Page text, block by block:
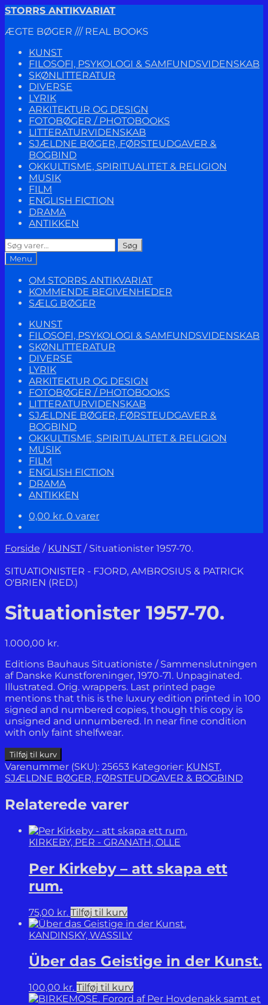
Spring
navigation
Spring
indhold
STORRS ANTIKVARIAT
ÆGTE BØGER /// REAL BOOKS
KUNST
FILOSOFI, PSYKOLOGI & SAMFUNDSVIDENSKAB
SKØNLITTERATUR
DIVERSE
LYRIK
ARKITEKTUR OG DESIGN
FOTOBØGER / PHOTOBOOKS
LITTERATURVIDENSKAB
SJÆLDNE BØGER, FØRSTEUDGAVER &
BOGBIND
OKKULTISME, SPIRITUALITET & RELIGION
MUSIK
FILM
ENGLISH FICTION
DRAMA
ANTIKKEN
Søg
efter:
Søg
Menu
OM STORRS ANTIKVARIAT
KOMMENDE BEGIVENHEDER
SÆLG BØGER
KUNST
FILOSOFI, PSYKOLOGI & SAMFUNDSVIDENSKAB
SKØNLITTERATUR
DIVERSE
LYRIK
ARKITEKTUR OG DESIGN
FOTOBØGER / PHOTOBOOKS
LITTERATURVIDENSKAB
SJÆLDNE BØGER, FØRSTEUDGAVER &
BOGBIND
OKKULTISME, SPIRITUALITET & RELIGION
MUSIK
FILM
ENGLISH FICTION
DRAMA
ANTIKKEN
0,00 kr. 0 varer
Forside / KUNST / Situationister 1957-70.
SITUATIONISTER - FJORD, AMBROSIUS & PATRICK
O'BRIEN (RED.)
Situationister 1957-70.
1.000,00 kr.
Editions Bauhaus Situationiste / Sammenslutningen
af Danske Kunstforeninger, 1970-71. Unpaginated.
Illustrated. Orig. wrappers. Last printed page
mentions that this is the luxury edition printed in 100
signed and numbered copies, though this copy is
unsigned and unnumbered. In near fine condition
with only faint shelfwear.
Situationister
1957-
70.
Tilføj til kurv
Varenummer (SKU): 25653 Kategorier: KUNST,
SJÆLDNE BØGER, FØRSTEUDGAVER & BOGBIND
Relaterede varer
KIRKEBY, PER - GRANATH, OLLE
Per Kirkeby – att skapa ett
rum.
75,00 kr. Tilføj til kurv
KANDINSKY, WASSILY
Über das Geistige in der Kunst.
100,00 kr. Tilføj til kurv